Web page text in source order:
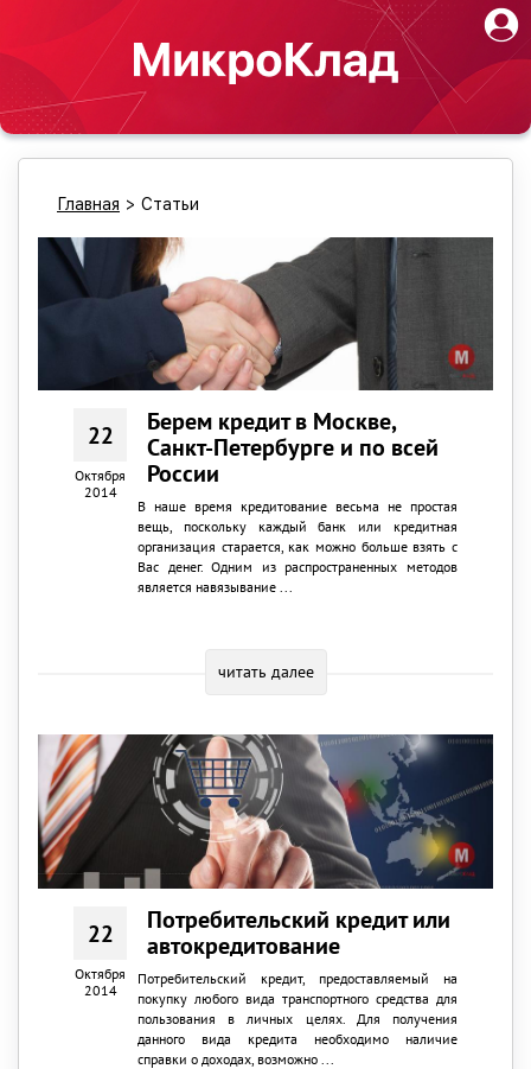
Главная > Статьи
22
Октября
2014
Берем кредит в Москве,
Санкт-Петербурге и по всей
России
В наше время кредитование весьма не простая
вещь, поскольку каждый банк или кредитная
организация старается, как можно больше взять с
Вас денег. Одним из распространенных методов
является навязывание ...
читать далее
22
Октября
2014
Потребительский кредит или
автокредитование
Потребительский кредит, предоставляемый на
покупку любого вида транспортного средства для
пользования в личных целях. Для получения
данного вида кредита необходимо наличие
справки о доходах, возможно ...